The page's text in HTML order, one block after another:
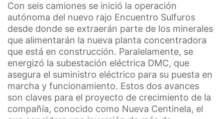
Con seis camiones se inició la operación
autónoma del nuevo rajo Encuentro Sulfuros
desde donde se extraerán parte de los minerales
que alimentarán la nueva planta concentradora
que está en construcción. Paralelamente, se
energizó la subestación eléctrica DMC, que
asegura el suministro eléctrico para su puesta en
marcha y funcionamiento. Estos dos avances
son claves para el proyecto de crecimiento de la
compañía, conocido como Nueva Centinela, el